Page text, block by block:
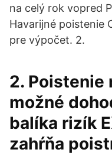
na celý rok vopred
Havarijné poistenie
pre výpočet. 2.
2.
možné
balíka rizík
zahŕňa